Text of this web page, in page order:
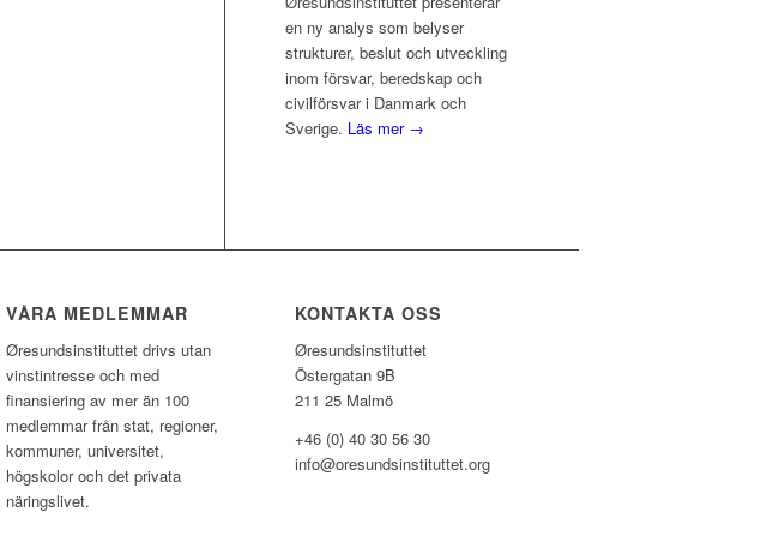
en ny analys som belyser
strukturer, beslut och utveckling
inom försvar, beredskap och
civilförsvar i Danmark och
Sverige. Läs mer →
VÅRA MEDLEMMAR
Øresundsinstituttet drivs utan
vinst­intresse och med
finansiering av mer än 100
medlemmar från stat, regioner,
kommuner, universitet,
högskolor och det privata
näringslivet.
KONTAKTA OSS
Øresundsinstituttet
Östergatan 9B
211 25 Malmö
+46 (0) 40 30 56 30
info@oresundsinstituttet.org